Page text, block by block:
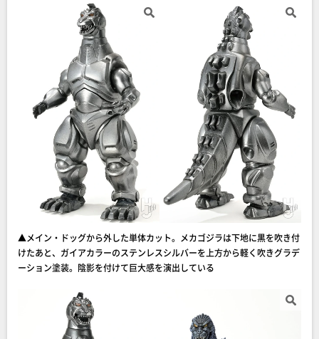
▲メイン・ドッグから外した単体カット。メカゴジラは下地に黒を吹き付
けたあと、ガイアカラーのステンレスシルバーを上方から軽く吹きグラデ
ーション塗装。陰影を付けて巨大感を演出している